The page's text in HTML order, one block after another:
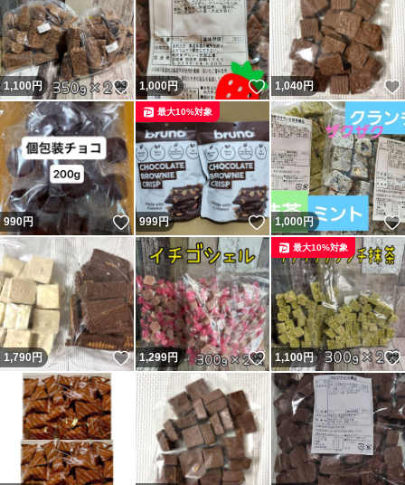
1,100円 いいね！
1,000円 いいね！
1,040円
990円 いいね！
999円 いいね！
最大10%対象
1,000円
1,790円 いいね！
1,299円 いいね！
1,100円
最大10%対象